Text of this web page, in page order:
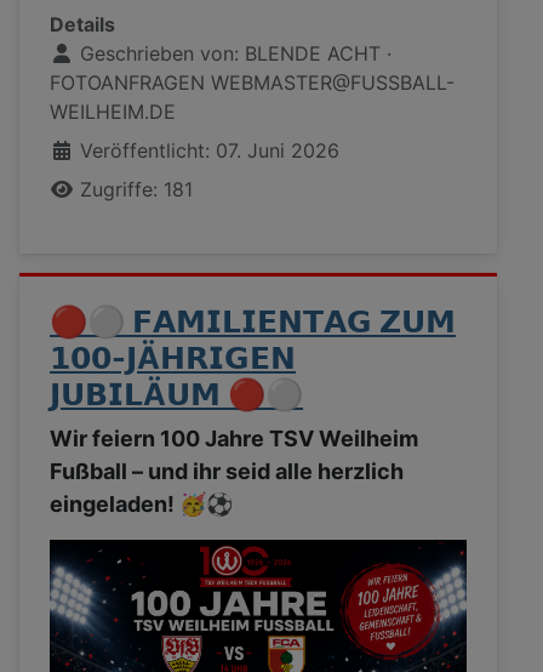
Details
Geschrieben von: BLENDE ACHT ·
FOTOANFRAGEN WEBMASTER@FUSSBALL-
WEILHEIM.DE
Veröffentlicht: 07. Juni 2026
Zugriffe: 181
🔴⚪ 𝗙𝗔𝗠𝗜𝗟𝗜𝗘𝗡𝗧𝗔𝗚 𝗭𝗨𝗠
𝟭𝟬𝟬-𝗝Ä𝗛𝗥𝗜𝗚𝗘𝗡
𝗝𝗨𝗕𝗜𝗟Ä𝗨𝗠 🔴⚪
Wir feiern 100 Jahre TSV Weilheim
Fußball – und ihr seid alle herzlich
eingeladen! 🥳⚽